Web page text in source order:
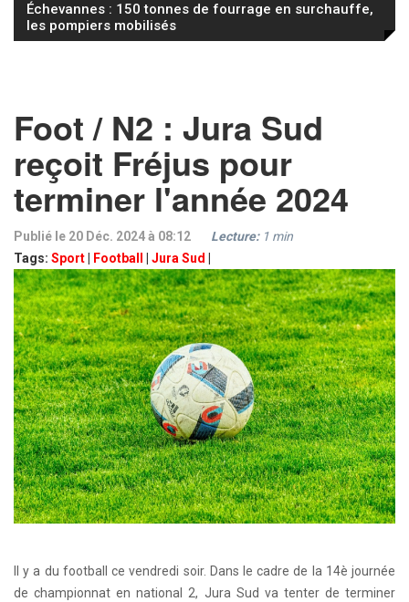
Échevannes : 150 tonnes de fourrage en surchauffe,
les pompiers mobilisés
Foot / N2 : Jura Sud
reçoit Fréjus pour
terminer l'année 2024
Publié le 20 Déc. 2024 à 08:12
Tags: Sport Football Jura Sud
Lecture: 1 min
Il y a du football ce vendredi soir. Dans le cadre de la 14è journée
de championnat en national 2, Jura Sud va tenter de terminer